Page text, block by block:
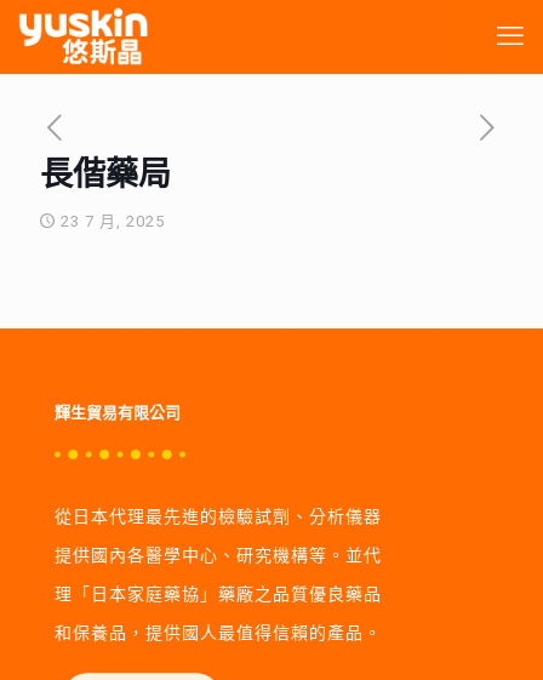
長偕藥局
23 7 月, 2025
輝生貿易有限公司
從日本代理最先進的檢驗試劑、分析儀器
提供國內各醫學中心、研究機構等。並代
理「日本家庭藥協」藥廠之品質優良藥品
和保養品，提供國人最值得信賴的產品。